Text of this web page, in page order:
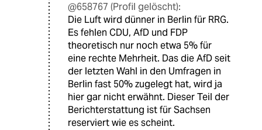
@658767 (Profil gelöscht):
Die Luft wird dünner in Berlin für RRG.
Es fehlen CDU, AfD und FDP
theoretisch nur noch etwa 5% für
eine rechte Mehrheit. Das die AfD seit
der letzten Wahl in den Umfragen in
Berlin fast 50% zugelegt hat, wird ja
hier gar nicht erwähnt. Dieser Teil der
Berichterstattung ist für Sachsen
reserviert wie es scheint.